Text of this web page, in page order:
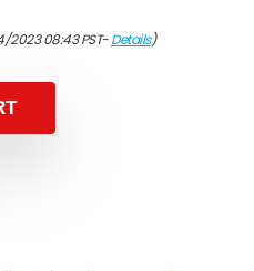
08:43 PST-Details)